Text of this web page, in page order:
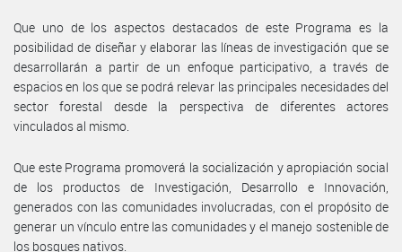
Que uno de los aspectos destacados de este Programa es la
posibilidad de diseñar y elaborar las líneas de investigación que se
desarrollarán a partir de un enfoque participativo, a través de
espacios en los que se podrá relevar las principales necesidades del
sector forestal desde la perspectiva de diferentes actores
vinculados al mismo.
Que este Programa promoverá la socialización y apropiación social
de los productos de Investigación, Desarrollo e Innovación,
generados con las comunidades involucradas, con el propósito de
generar un vínculo entre las comunidades y el manejo sostenible de
los bosques nativos.